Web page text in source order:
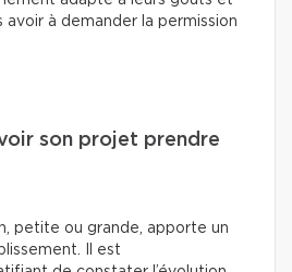
avoir à demander la permission
son projet prendre
petite ou grande, apporte un
Il est